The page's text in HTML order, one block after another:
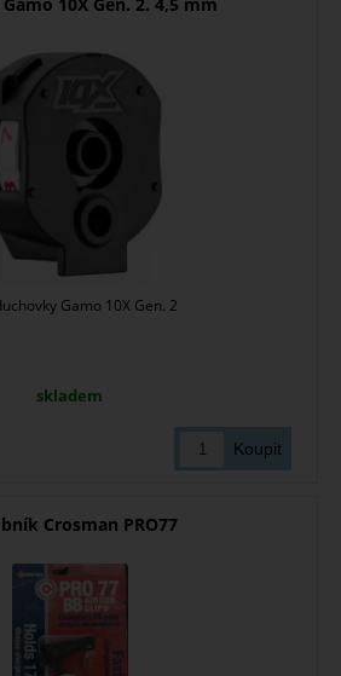
10X Gen. 2. 4,5 mm
Gamo 10X Gen. 2
skladem
Crosman PRO77